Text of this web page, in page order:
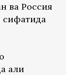
ва Россия
сифатида
ҳали